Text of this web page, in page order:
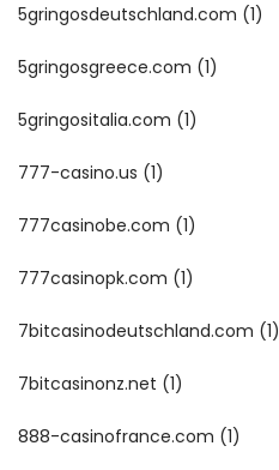
5gringosdeutschland.com (1)
5gringosgreece.com (1)
5gringositalia.com (1)
777-casino.us (1)
777casinobe.com (1)
777casinopk.com (1)
7bitcasinodeutschland.com (1)
7bitcasinonz.net (1)
888-casinofrance.com (1)